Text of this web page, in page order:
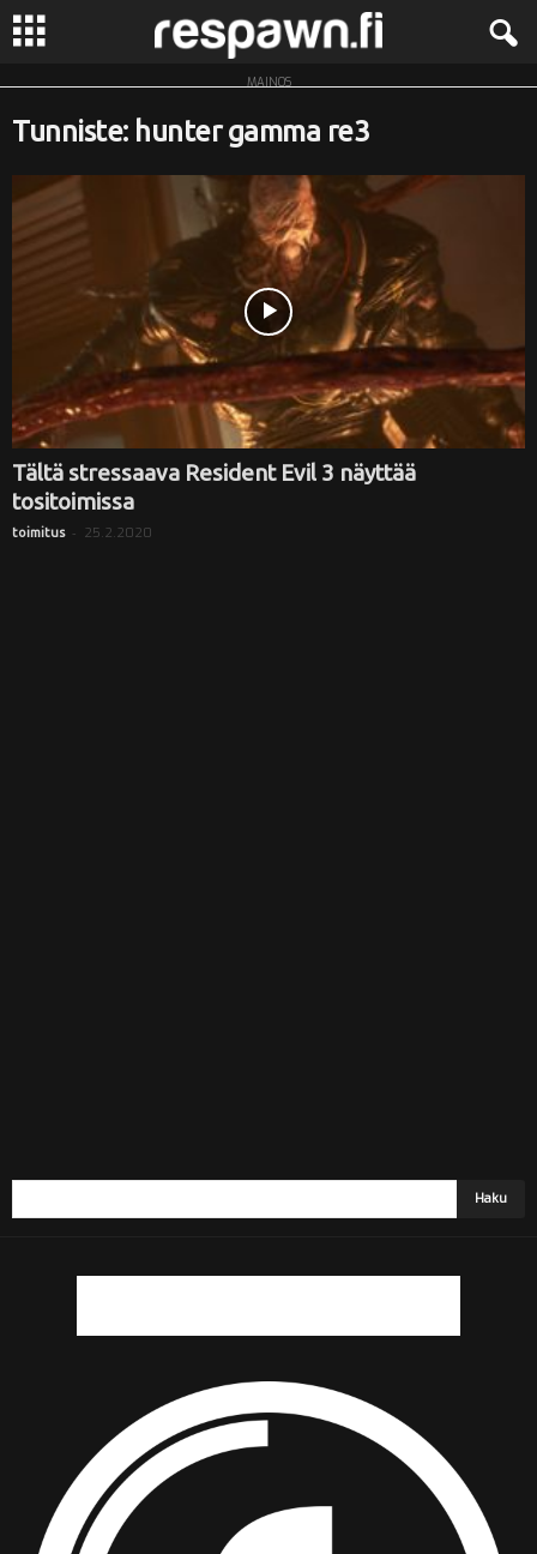
R
MAINOS
Tunniste: hunter gamma re3
Tältä stressaava Resident Evil 3 näyttää
tositoimissa
toimitus - 25.2.2020